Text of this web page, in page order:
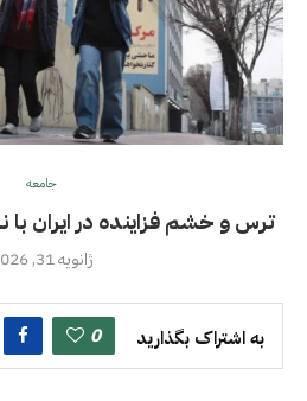
جامعه
ترس و خشم فزاینده در ایران
ژانویه 31, 2026
به اشتراک بگذارید 0